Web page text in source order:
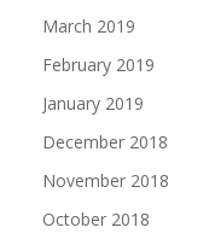
March 2019
February 2019
January 2019
December 2018
November 2018
October 2018